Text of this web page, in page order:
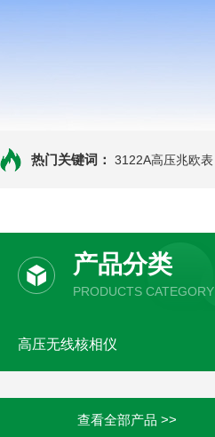
热门关键词： 3122A高压兆欧表
产品分类
PRODUCTS CATEGORY
高压无线核相仪
查看全部产品 >>